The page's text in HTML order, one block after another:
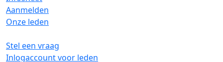
Aanmelden
Onze leden
Stel een vraag
Inlogaccount voor leden